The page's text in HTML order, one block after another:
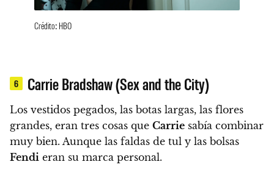
Crédito: HBO
6 Carrie Bradshaw (Sex and the City)
Los vestidos pegados, las botas largas, las flores
grandes, eran tres cosas que Carrie sabía combinar
muy bien. Aunque las faldas de tul y las bolsas
Fendi eran su marca personal.